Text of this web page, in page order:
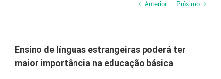
Anterior Próximo
Ensino de línguas estrangeiras poderá ter
maior importância na educação básica